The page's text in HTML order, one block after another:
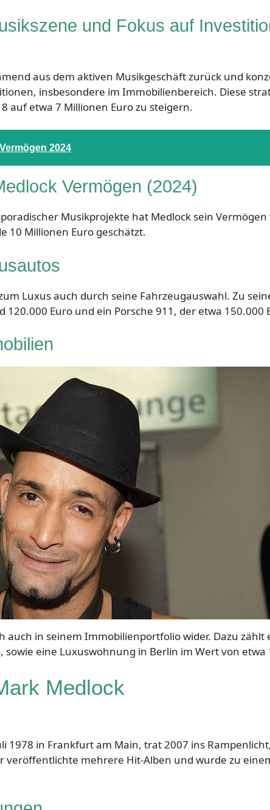
und Fokus auf
aus dem aktiven Musikgeschäft zurück und
insbesondere im Immobilienbereich. Diese
auf etwa 7 Millionen Euro zu steigern.
2024
Vermögen (2024)
Musikprojekte hat Medlock sein
10 Millionen Euro geschätzt.
Luxus auch durch seine Fahrzeugauswahl. Zu
120.000 Euro und ein Porsche 911, der etwa 150.000
auch in seinem Immobilienportfolio wider. Dazu zählt
sowie eine Luxuswohnung in Berlin im Wert von etwa
Medlock
1978 in Frankfurt am Main, trat 2007 ins
veröffentlichte mehrere Hit-Alben und wurde zu